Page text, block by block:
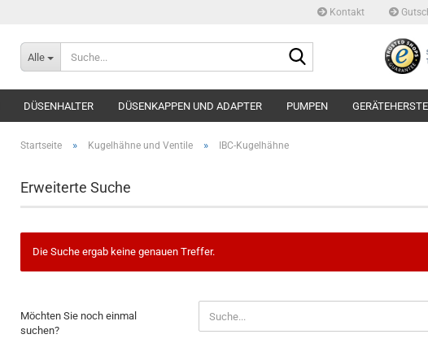
Kontakt
Alle
DÜSENHALTER DÜSENKAPPEN UND ADAPTER PUMPEN
Startseite » Kugelhähne und Ventile » IBC-Kugelhähne
Erweiterte Suche
Die Suche ergab keine genauen Treffer.
SIE
NOCH
Möchten Sie noch einmal
suchen?